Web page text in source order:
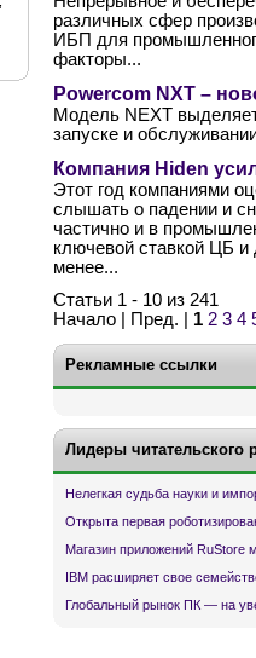
различных сфер
ИБП для
факторы...
Powercom NXT –
Модель NEXT
запуске и
Компания Hiden
Этот год компаниями
слышать о падении и
частично и в
ключевой ставкой ЦБ и
менее...
Статьи 1 - 10 из 241
Начало | Пред. | 1 2 3 4
Рекламные ссылки
Лидеры читательского
Нелегкая судьба науки и
Открыта первая
Магазин приложений RuStore
IBM расширяет свое
Глобальный рынок ПК — на